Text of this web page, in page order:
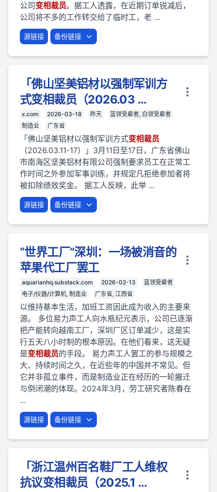
公司 变相裁员。据工人透露，在近期订单锐减后，
公司将不多的工作转交给了临时工，老 ...
源链接 备份链接
「佛山坚美铝材以强制军训方
式变相裁员（2026.03 ...
x.com 2026-03-18 昨天
蓝领受雇者, 白领受雇者
制造业
广东省
「佛山坚美铝材以强制军训方式变相裁员
（2026.03.11-17）」3月11日至17日，广东省佛山
市南海区坚美铝材有限公司强制要求员工在正常工
作时间之外参加军事训练，并规定凡拒绝参加者将
被扣除绩效奖金。 据工人反映，此举 ...
源链接 备份链接
“世界工厂”深圳：一场被消音的
苹果代工厂罢工
aquarianhq.substack.com 2026-02-13
蓝领受雇者
电子/仪器/计算机, 制造业
广东省, 江西省
以维持基本生活，加班工资因此成为收入的主要来
源。 多位易力声工人向水瓶纪元表示，公司已逐渐
把产能转向越南工厂，深圳厂区订单减少，这是实
行五天八小时制的根本原因。在他们看来，这无疑
是变相裁员的手段。 易力声工人罢工的参与规模之
大、持续时间之久，在近些年的中国并不常见。但
它并非孤立事件，而是制造业正在经历的一轮搬迁
与倒闭潮的体现。2024年3月，劳工研究者陈春在
...
源链接 备份链接
「浙江温州百名鞋厂工人维权
抗议变相裁员（2025.1 ...